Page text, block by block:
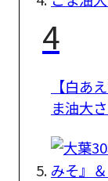
4
【白あ
ま油大